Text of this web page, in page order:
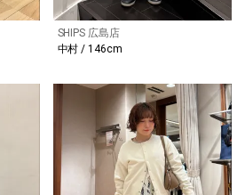
SHIPS 広島店
中村 / 146cm